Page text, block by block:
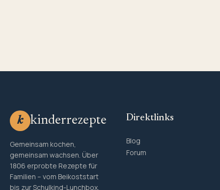
k kinderrezepte
Gemeinsam kochen,
gemeinsam wachsen. Über
1806 erprobte Rezepte für
Familien – vom Beikoststart
bis zur Schulkind-Lunchbox.
Direktlinks
Blog
Forum